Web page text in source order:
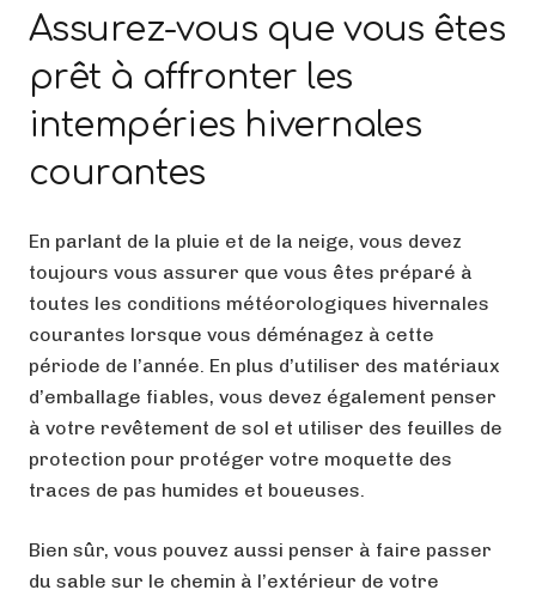
Assurez-vous que vous êtes
prêt à affronter les
intempéries hivernales
courantes
En parlant de la pluie et de la neige, vous devez
toujours vous assurer que vous êtes préparé à
toutes les conditions météorologiques hivernales
courantes lorsque vous déménagez à cette
période de l’année. En plus d’utiliser des matériaux
d’emballage fiables, vous devez également penser
à votre revêtement de sol et utiliser des feuilles de
protection pour protéger votre moquette des
traces de pas humides et boueuses.
Bien sûr, vous pouvez aussi penser à faire passer
du sable sur le chemin à l’extérieur de votre